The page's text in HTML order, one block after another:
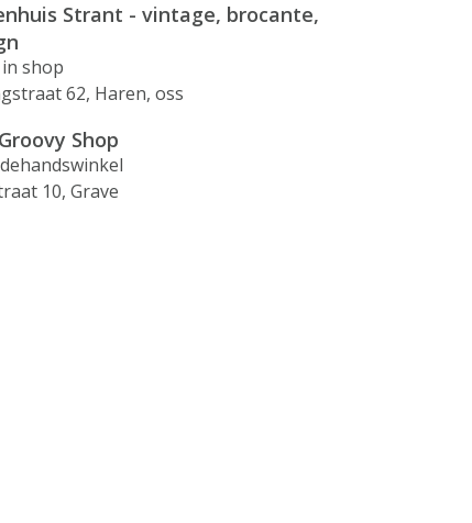
Strant - vintage, brocante,
shop
62, Haren, oss
Shop
10, Grave